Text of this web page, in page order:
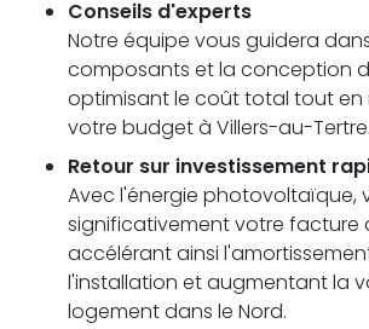
Conseils d'experts
Notre équipe vous guidera
composants et la conception
optimisant le coût total tout
votre budget à Villers-au-Tertre.
Retour sur investissement
Avec l'énergie photovoltaïque,
significativement votre facture
accélérant ainsi
l'installation et augmentant la
logement dans le Nord.